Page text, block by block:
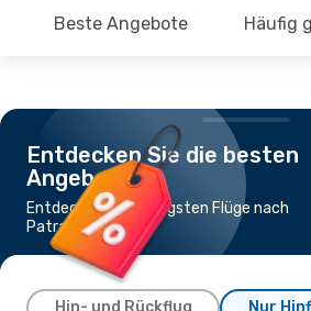
Beste Angebote Häufig
Entdecken Sie die besten
Angebote
Entdecke die günstigsten Flüge nach
Patras
Hin- und Rückflug Nur